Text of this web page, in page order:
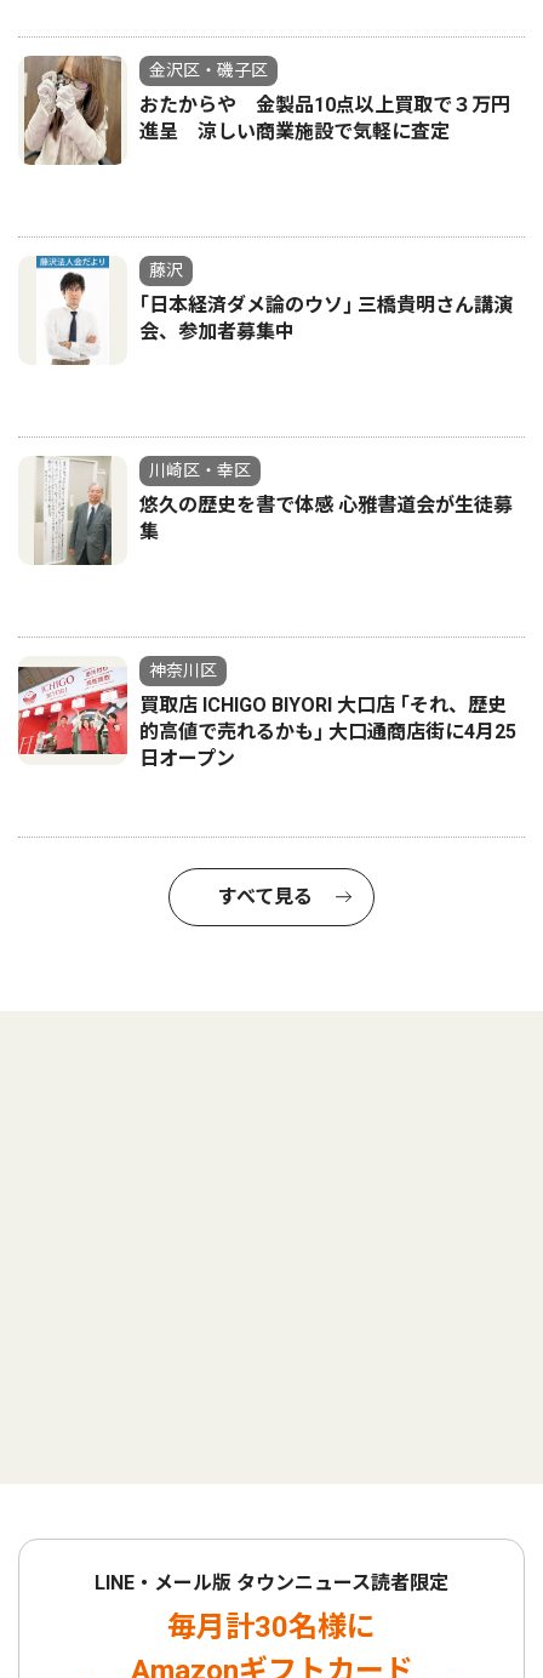
金沢区・磯子区
おたからや 金製品10点以上買取で３万円
進呈 涼しい商業施設で気軽に査定
藤沢
｢日本経済ダメ論のウソ｣ 三橋貴明さん講演
会、参加者募集中
川崎区・幸区
悠久の歴史を書で体感 心雅書道会が生徒募
集
神奈川区
買取店 ICHIGO BIYORI 大口店 ｢それ、歴史
的高値で売れるかも｣ 大口通商店街に4月25
日オープン
すべて見る
LINE・メール版 タウンニュース読者限定
毎月計30名様に
Amazonギフトカード